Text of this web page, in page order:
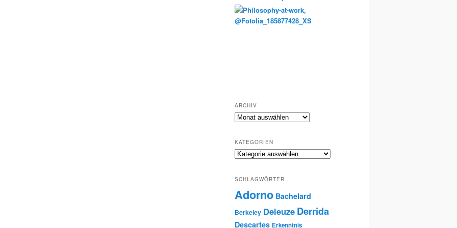
Totenkult und Erinnerung
ARCHIV
Archiv
KATEGORIEN
Kategorien
SCHLAGWÖRTER
Adorno Bachelard
Berkeley Deleuze Derrida
Descartes Erkenntnis